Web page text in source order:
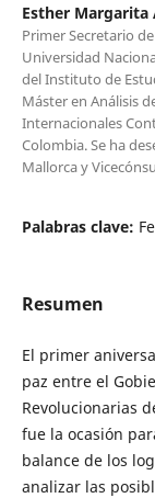
Esther Margarita
Primer Secretario
Universidad
del Instituto de
Máster en Análisis
Internacionales
Colombia. Se ha
Mallorca y
Palabras clave:
Resumen
El primer
paz entre el
Revolucionarias
fue la ocasión
balance de los
analizar las